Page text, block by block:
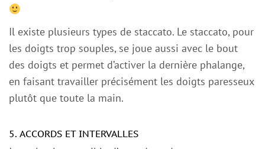
Il existe plusieurs types de staccato. Le staccato, pour
les doigts trop souples, se joue aussi avec le bout
des doigts et permet d’activer la dernière phalange,
en faisant travailler précisément les doigts paresseux
plutôt que toute la main.
5. ACCORDS ET INTERVALLES